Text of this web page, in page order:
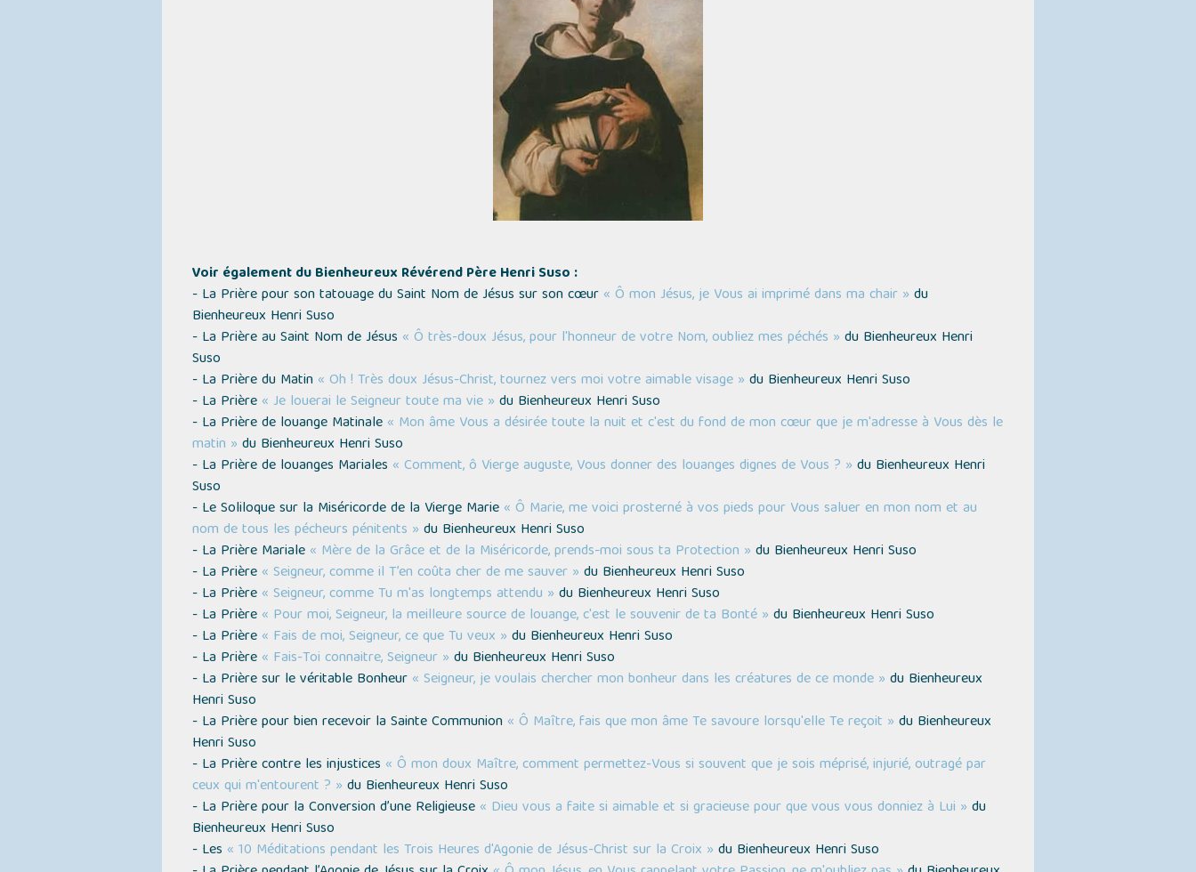
Voir également du Bienheureux Révérend Père Henri Suso :
- La Prière pour son tatouage du Saint Nom de Jésus sur son cœur « Ô mon Jésus, je Vous ai imprimé dans ma chair » du
Bienheureux Henri Suso
- La Prière au Saint Nom de Jésus « Ô très-doux Jésus, pour l'honneur de votre Nom, oubliez mes péchés » du Bienheureux Henri
Suso
- La Prière du Matin « Oh ! Très doux Jésus-Christ, tournez vers moi votre aimable visage » du Bienheureux Henri Suso
- La Prière « Je louerai le Seigneur toute ma vie » du Bienheureux Henri Suso
- La Prière de louange Matinale « Mon âme Vous a désirée toute la nuit et c'est du fond de mon cœur que je m'adresse à Vous dès le
matin » du Bienheureux Henri Suso
- La Prière de louanges Mariales « Comment, ô Vierge auguste, Vous donner des louanges dignes de Vous ? » du Bienheureux Henri
Suso
- Le Soliloque sur la Miséricorde de la Vierge Marie « Ô Marie, me voici prosterné à vos pieds pour Vous saluer en mon nom et au
nom de tous les pécheurs pénitents » du Bienheureux Henri Suso
- La Prière Mariale « Mère de la Grâce et de la Miséricorde, prends-moi sous ta Protection » du Bienheureux Henri Suso
- La Prière « Seigneur, comme il T’en coûta cher de me sauver » du Bienheureux Henri Suso
- La Prière « Seigneur, comme Tu m'as longtemps attendu » du Bienheureux Henri Suso
- La Prière « Pour moi, Seigneur, la meilleure source de louange, c'est le souvenir de ta Bonté » du Bienheureux Henri Suso
- La Prière « Fais de moi, Seigneur, ce que Tu veux » du Bienheureux Henri Suso
- La Prière « Fais-Toi connaitre, Seigneur » du Bienheureux Henri Suso
- La Prière sur le véritable Bonheur « Seigneur, je voulais chercher mon bonheur dans les créatures de ce monde » du Bienheureux
Henri Suso
- La Prière pour bien recevoir la Sainte Communion « Ô Maître, fais que mon âme Te savoure lorsqu'elle Te reçoit » du Bienheureux
Henri Suso
- La Prière contre les injustices « Ô mon doux Maître, comment permettez-Vous si souvent que je sois méprisé, injurié, outragé par
ceux qui m'entourent ? » du Bienheureux Henri Suso
- La Prière pour la Conversion d’une Religieuse « Dieu vous a faite si aimable et si gracieuse pour que vous vous donniez à Lui » du
Bienheureux Henri Suso
- Les « 10 Méditations pendant les Trois Heures d'Agonie de Jésus-Christ sur la Croix » du Bienheureux Henri Suso